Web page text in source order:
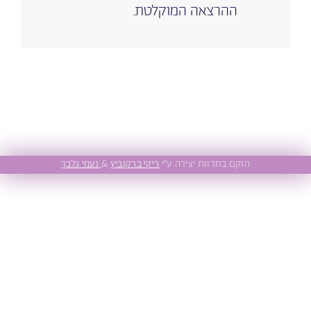
ההרצאה המוקלטת.
הוקם בחדוות יצירה ע״יריקי ברקוביץ&נעמי גלבך